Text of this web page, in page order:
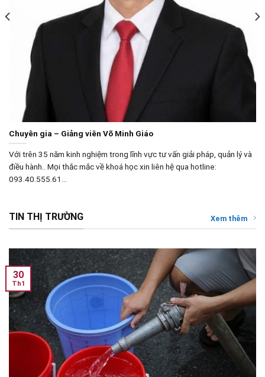
Chuyên gia – Giảng viên Võ Minh Giáo
Với trên 35 năm kinh nghiệm trong lĩnh vực tư vấn giải pháp, quản lý và
điều hành.. Mọi thắc mắc về khoá học xin liên hệ qua hotline:
093.40.555.61...
TIN THỊ TRƯỜNG Xem thêm
30
Th1